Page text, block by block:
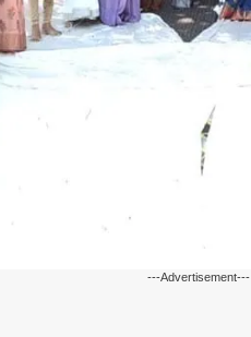
---Advertisement---